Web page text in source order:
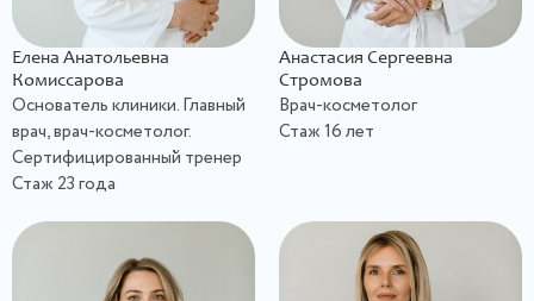
Елена Анатольевна
Комиссарова
Основатель клиники. Главный
врач, врач-косметолог.
Сертифицированный тренер
Стаж 23 года
Анастасия Сергеевна
Стромова
Врач-косметолог
Стаж 16 лет